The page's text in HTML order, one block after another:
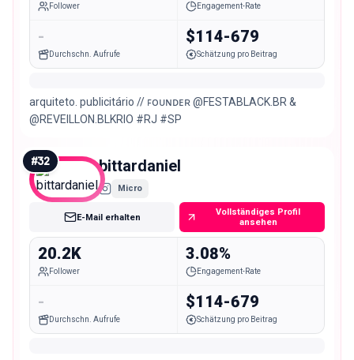
Follower Engagement-Rate
-
Durchschn. Aufrufe
$114-679
Schätzung pro Beitrag
arquiteto. publicitário // ꜰᴏᴜɴᴅᴇʀ @FESTABLACK.BR &
@REVEILLON.BLKRIO #RJ #SP
#32 bittardaniel
Micro
E-Mail erhalten
Vollständiges Profil
ansehen
20.2K
Follower
3.08%
Engagement-Rate
-
Durchschn. Aufrufe
$114-679
Schätzung pro Beitrag